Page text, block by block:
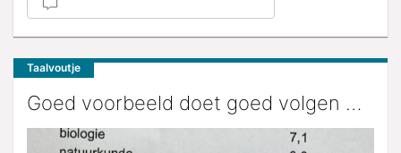
Taalvoutje
Goed voorbeeld doet goed volgen …